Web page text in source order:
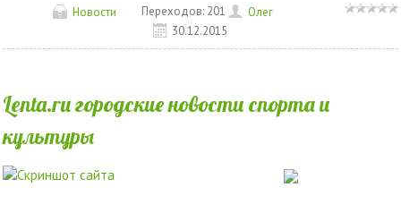
Новости Переходов: 201
Олег
30.12.2015
Lenta.ru городские новости спорта и
культуры